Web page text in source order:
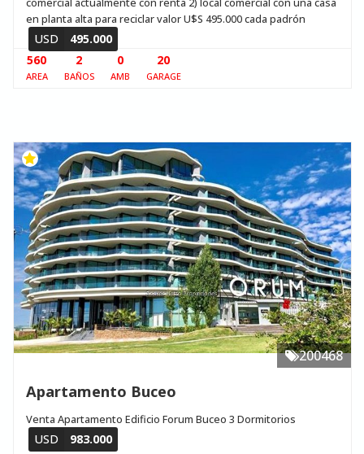
en planta alta para reciclar valor U$S 495.000 cada padrón
USD
495.000
560
AREA
2
BAÑOS
0
AMB
20
GARAGE
200468
Apartamento Buceo
Venta Apartamento Edificio Forum Buceo 3 Dormitorios
USD 983.000